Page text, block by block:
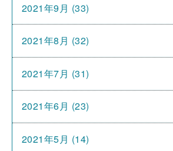
2021年9月 (33)
2021年8月 (32)
2021年7月 (31)
2021年6月 (23)
2021年5月 (14)